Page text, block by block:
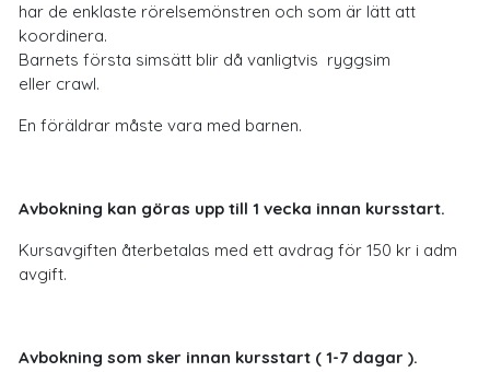
har de enklaste rörelsemönstren och som är lätt att
koordinera.
Barnets första simsätt blir då vanligtvis ryggsim
eller crawl.
En föräldrar måste vara med barnen.
Avbokning kan göras upp till 1 vecka innan kursstart.
Kursavgiften återbetalas med ett avdrag för 150 kr i adm
avgift.
Avbokning som sker innan kursstart ( 1-7 dagar ).